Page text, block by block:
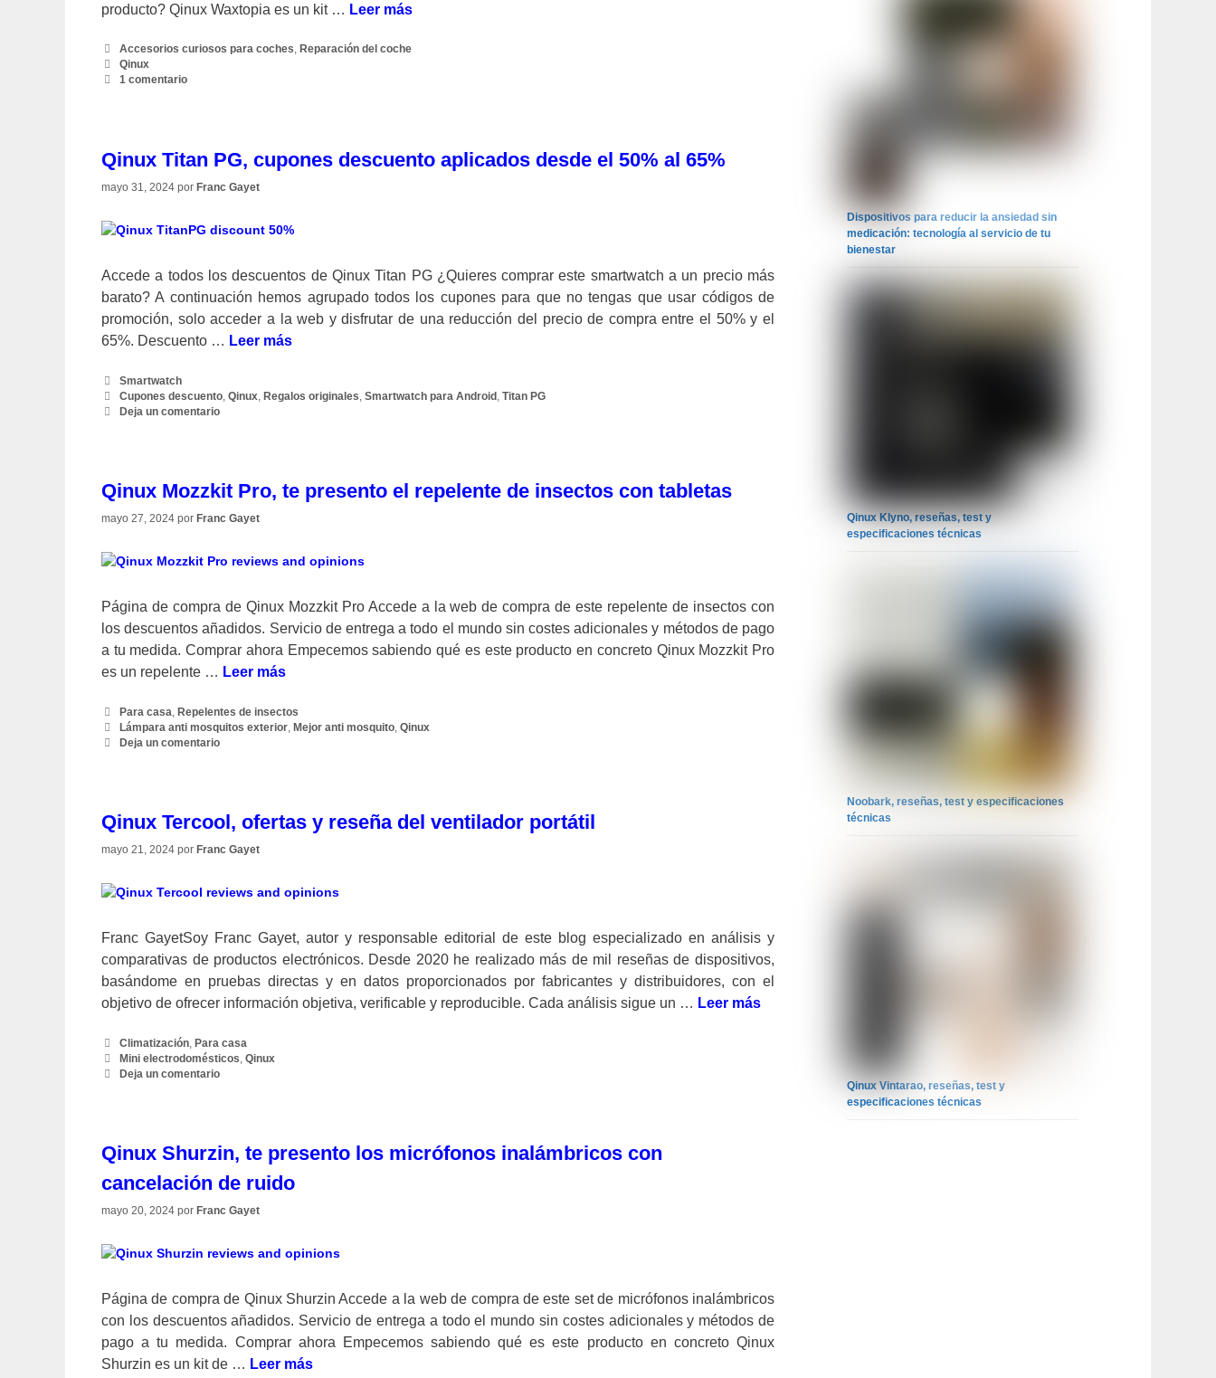
producto? Qinux Waxtopia es un kit … Leer más
Categorías
Accesorios curiosos para coches, Reparación del coche
Etiquetas
Qinux
1 comentario
Qinux Titan PG, cupones descuento aplicados desde el 50% al 65%
mayo 31, 2024 por Franc Gayet
Accede a todos los descuentos de Qinux Titan PG ¿Quieres comprar este smartwatch a un precio más
barato? A continuación hemos agrupado todos los cupones para que no tengas que usar códigos de
promoción, solo acceder a la web y disfrutar de una reducción del precio de compra entre el 50% y el
65%. Descuento … Leer más
Categorías
Smartwatch
Etiquetas
Cupones descuento ,Qinux ,Regalos originales ,Smartwatch para Android ,Titan PG
Deja un comentario
Qinux Mozzkit Pro, te presento el repelente de insectos con tabletas
mayo 27, 2024 por Franc Gayet
Página de compra de Qinux Mozzkit Pro Accede a la web de compra de este repelente de insectos con
los descuentos añadidos. Servicio de entrega a todo el mundo sin costes adicionales y métodos de pago
a tu medida. Comprar ahora Empecemos sabiendo qué es este producto en concreto Qinux Mozzkit Pro
es un repelente … Leer más
Categorías
Para casa ,Repelentes de insectos
Etiquetas
Lámpara anti mosquitos exterior ,Mejor anti mosquito ,Qinux
Deja un comentario
Qinux Tercool, ofertas y reseña del ventilador portátil
mayo 21, 2024 por Franc Gayet
Franc GayetSoy Franc Gayet, autor y responsable editorial de este blog especializado en análisis y
comparativas de productos electrónicos. Desde 2020 he realizado más de mil reseñas de dispositivos,
basándome en pruebas directas y en datos proporcionados por fabricantes y distribuidores, con el
objetivo de ofrecer información objetiva, verificable y reproducible. Cada análisis sigue un … Leer más
Categorías
Climatización ,Para casa
Etiquetas
Mini electrodomésticos ,Qinux
Deja un comentario
Qinux Shurzin, te presento los micrófonos inalámbricos con
cancelación de ruido
mayo 20, 2024 por Franc Gayet
Página de compra de Qinux Shurzin Accede a la web de compra de este set de micrófonos inalámbricos
con los descuentos añadidos. Servicio de entrega a todo el mundo sin costes adicionales y métodos de
pago a tu medida. Comprar ahora Empecemos sabiendo qué es este producto en concreto Qinux
Shurzin es un kit de … Leer más
Dispositivos para reducir la ansiedad sin
medicación: tecnología al servicio de tu
bienestar
Qinux Klyno, reseñas, test y
especificaciones técnicas
Noobark, reseñas, test y especificaciones
técnicas
Qinux Vintarao, reseñas, test y
especificaciones técnicas